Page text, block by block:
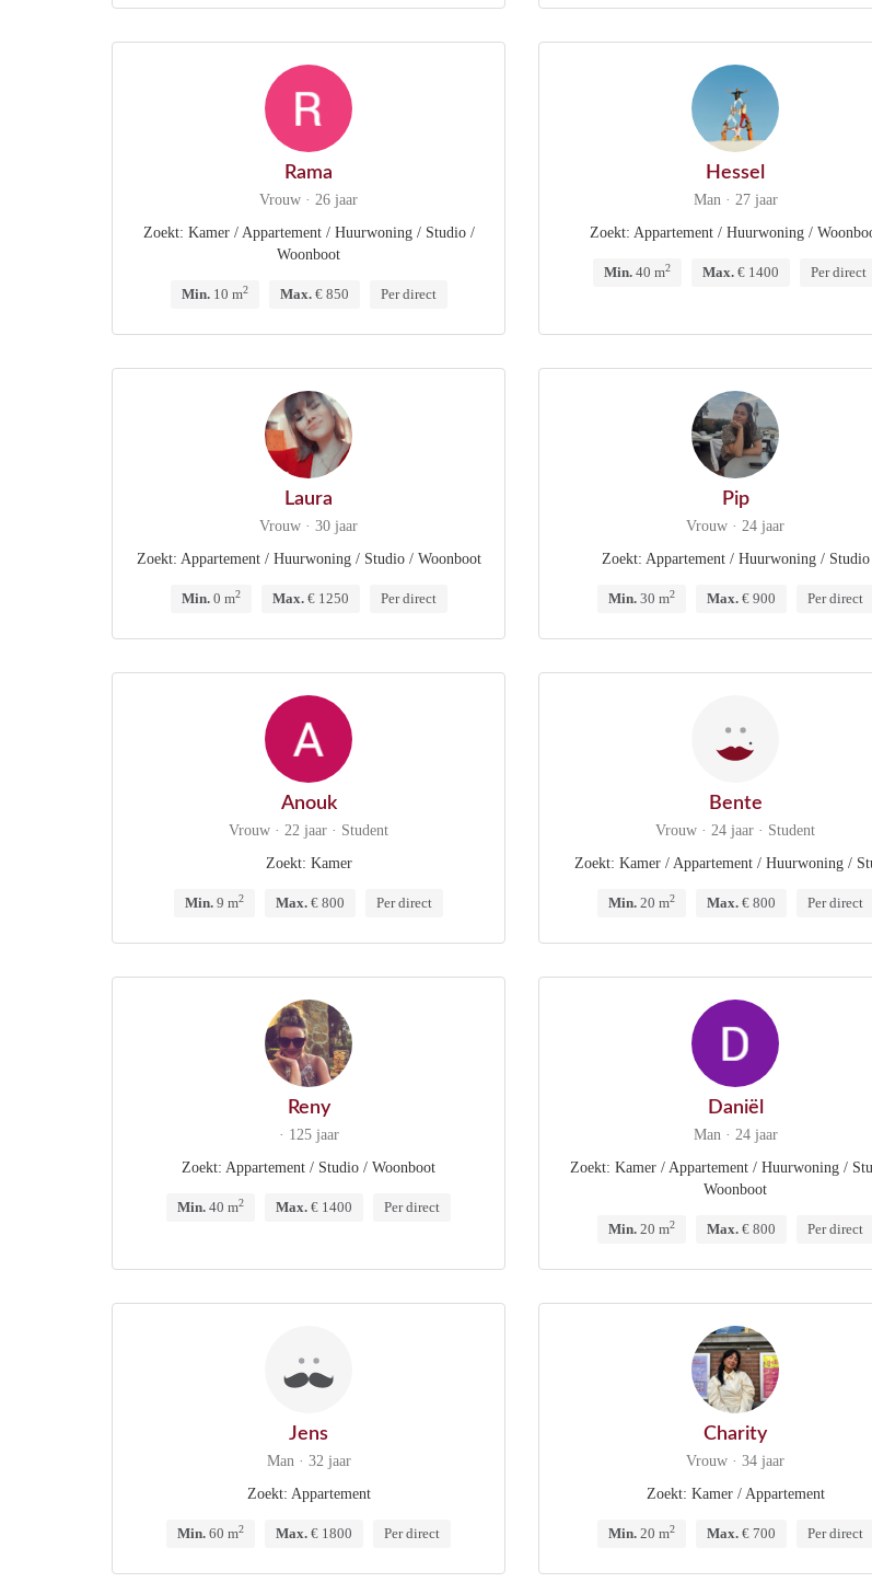
Rama
Vrouw · 26 jaar
Zoekt: Kamer / Appartement / Huurwoning / Studio /
Woonboot
Min.10 m2 Max.€ 850 Per direct
Hessel
Man · 27 jaar
Zoekt: Appartement / Huurwoning /
Min. 40 m2 Max. € 1400 Per direct
Laura
Vrouw · 30 jaar
Zoekt: Appartement / Huurwoning / Studio / Woonboot
Min.0 m2 Max.€ 1250 Per direct
Pip
Vrouw · 24 jaar
Zoekt: Appartement / Huurwoning / Studio
Min.30 m2 Max.€ 900 Per direct
Anouk
Vrouw · 22 jaar · Student
Zoekt: Kamer
Min. 9 m2 Max. € 800 Per direct
Bente
Vrouw · 24 jaar · Student
Zoekt: Kamer / Appartement / Huurwoning /
Min.20 m2 Max.€ 800 Per direct
Reny
· 125 jaar
Zoekt: Appartement / Studio / Woonboot
Min. 40 m2 Max. € 1400 Per direct
Daniël
Man · 24 jaar
Zoekt: Kamer / Appartement / Huurwoning /
Woonboot
Min.20 m2 Max.€ 800 Per direct
Jens
Man · 32 jaar
Zoekt: Appartement
Min. 60 m2 Max. € 1800 Per direct
Charity
Vrouw · 34 jaar
Zoekt: Kamer / Appartement
Min.20 m2 Max.€ 700 Per direct